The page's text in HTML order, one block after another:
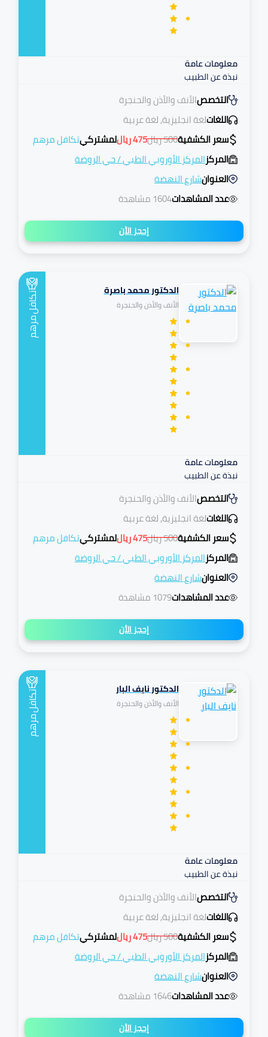
معلومات عامة
نبذة عن الطبيب
التخصصالأنف والأذن والحنجرة
اللغاتلغة انجليزية, لغة عربية
سعر الكشفية500ريال475رياللمشتركيتكافل مرهم
المركزالمركز الأوروبي الطبي/حي الروضة
العنوانشارع النهضة
عدد المشاهدات1604 مشاهدة
إحجز الأن
الدكتور محمد باصرة
الأنف والأذن والحنجرة تكافل
مرهم
معلومات عامة
نبذة عن الطبيب
التخصصالأنف والأذن والحنجرة
اللغاتلغة انجليزية, لغة عربية
سعر الكشفية500ريال475رياللمشتركيتكافل مرهم
المركزالمركز الأوروبي الطبي/حي الروضة
العنوانشارع النهضة
عدد المشاهدات1079 مشاهدة
إحجز الأن
الدكتور نايف البار
الأنف والأذن والحنجرة تكافل
مرهم
معلومات عامة
نبذة عن الطبيب
التخصصالأنف والأذن والحنجرة
اللغاتلغة انجليزية, لغة عربية
سعر الكشفية500ريال475رياللمشتركيتكافل مرهم
المركزالمركز الأوروبي الطبي/حي الروضة
العنوانشارع النهضة
عدد المشاهدات1646 مشاهدة
إحجز الأن